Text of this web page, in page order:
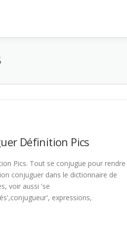
Définition Pics
Pics. Tout se conjugue pour rendre
conjuguer dans le dictionnaire de
voir aussi 'se
expressions,